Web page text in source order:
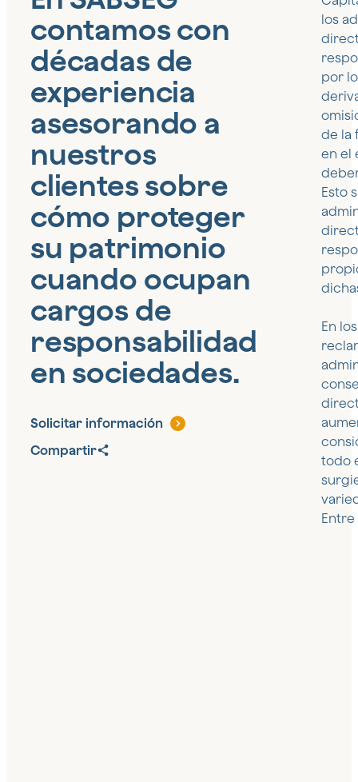
contamos con
décadas de
experiencia
asesorando a
nuestros
clientes sobre
cómo proteger
su patrimonio
cuando ocupan
cargos de
responsabilidad
en sociedades.
Solicitar información
Compartir
los
por
de la
en el
Esto
En
todo
Entre